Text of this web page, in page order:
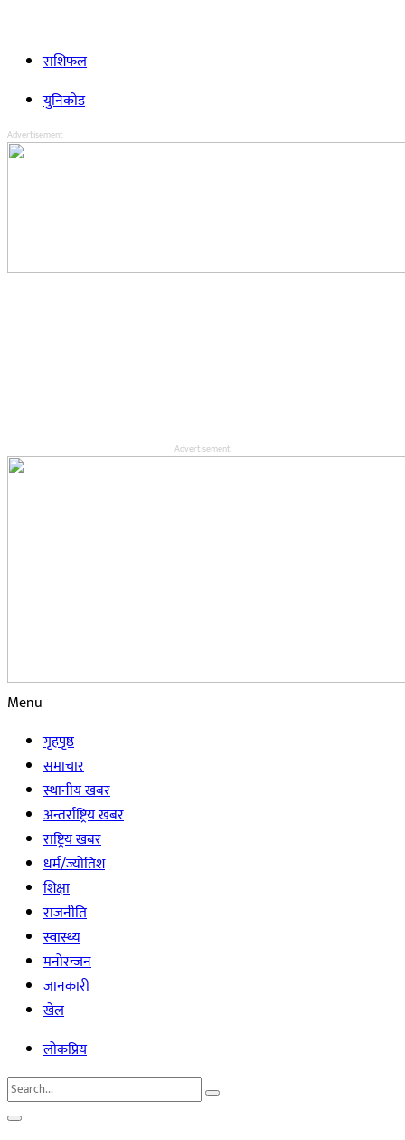
राशिफल
युनिकोड
Advertisement
Advertisement
Menu
गृहपृष्ठ
समाचार
स्थानीय खबर
अन्तर्राष्ट्रिय खबर
राष्ट्रिय खबर
धर्म/ज्योतिश
शिक्षा
राजनीति
स्वास्थ्य
मनोरन्जन
जानकारी
खेल
लोकप्रिय